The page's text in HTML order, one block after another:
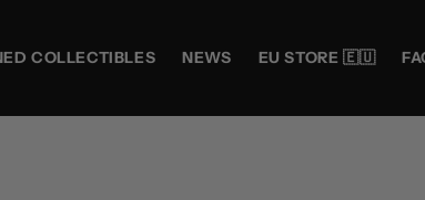
COLLECTIBLES NEWS EU STORE 🇪🇺